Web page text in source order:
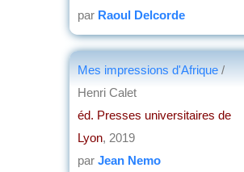
par Raoul Delcorde
Mes impressions d'Afrique /
Henri Calet
éd. Presses universitaires de
Lyon, 2019
par Jean Nemo